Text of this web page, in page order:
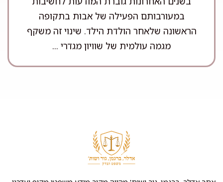
במעורבותם הפעילה של אבות בתקופה
הראשונה שלאחר הולדת הילד. שינוי זה משקף
מגמה עולמית של שוויון מגדרי ...